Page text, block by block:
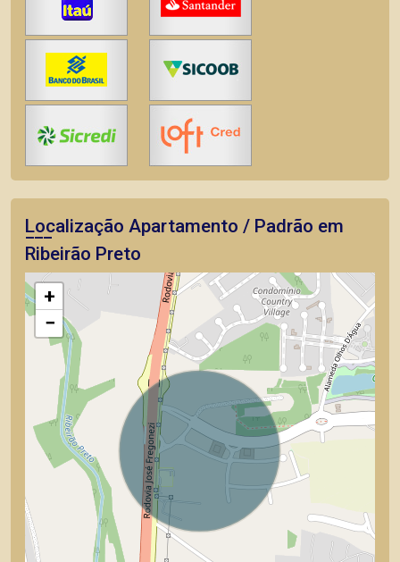
Localização Apartamento / Padrão em
Ribeirão Preto
+
−